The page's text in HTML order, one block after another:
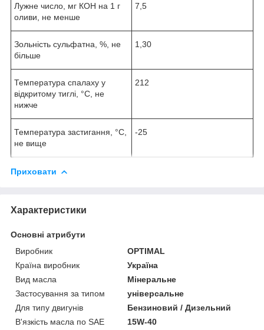
Лужне число, мг КОН на 1 г
оливи, не менше
7,5
Зольність сульфатна, %, не
більше
1,30
Температура спалаху у
відкритому тиглі, °С, не
нижче
212
Температура застигання, °С,
не вище
-25
Приховати
Характеристики
Основні атрибути
Виробник
OPTIMAL
Країна виробник
Україна
Вид масла
Мінеральне
Застосування за типом
універсальне
Для типу двигунів
Бензиновий / Дизельний
В'язкість масла по SAE
15W-40